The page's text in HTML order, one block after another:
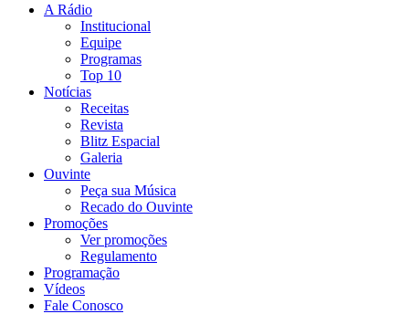
A Rádio
Institucional
Equipe
Programas
Top 10
Notícias
Receitas
Revista
Blitz Espacial
Galeria
Ouvinte
Peça sua Música
Recado do Ouvinte
Promoções
Ver promoções
Regulamento
Programação
Vídeos
Fale Conosco